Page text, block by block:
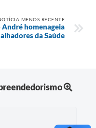
MENOS RECENTE
homenageia
da Saúde